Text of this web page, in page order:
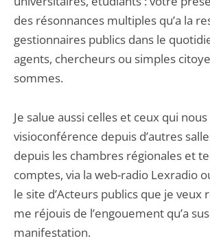
des résonnances multiples qu’a la
gestionnaires publics dans le
agents, chercheurs ou simples
sommes.
Je salue aussi celles et ceux qui
visioconférence depuis d’autres
depuis les chambres régionales et
comptes, via la web-radio Lexradio
le site d’Acteurs publics que je veux
me réjouis de l’engouement qu’a
manifestation.